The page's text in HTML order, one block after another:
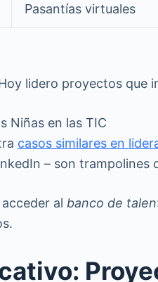
Pasantías virtuales
lidero proyectos
Niñas en las TIC
casos similares en
– son trampolines
al banco de